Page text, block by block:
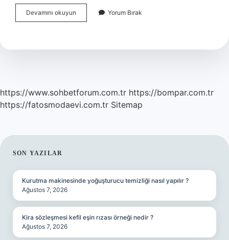
Devamını okuyun
Bayramlar
Sürer
Yorum Bırak
https://www.sohbetforum.com.tr https://bompar.com.tr
https://fatosmodaevi.com.tr Sitemap
SIDEBAR
SON YAZILAR
Kurutma makinesinde yoğuşturucu temizliği nasıl yapılır ?
Ağustos 7, 2026
Kira sözleşmesi kefil eşin rızası örneği nedir ?
Ağustos 7, 2026